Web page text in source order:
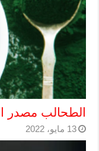
الطحالب مصدر
13 مايو، 2022